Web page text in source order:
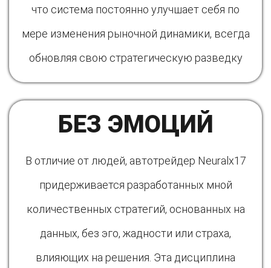
что система постоянно улучшает себя по
мере изменения рыночной динамики, всегда
обновляя свою стратегическую разведку
БЕЗ ЭМОЦИЙ
В отличие от людей, автотрейдер Neuralx17
придерживается разработанных мной
количественных стратегий, основанных на
данных, без эго, жадности или страха,
влияющих на решения. Эта дисциплина